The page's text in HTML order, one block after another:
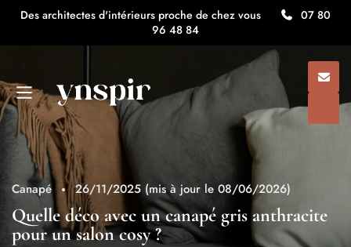
Des architectes d'intérieurs proche de chez vous
07 80
96 48 84
Canapé 26/11/2025 (mis à jour le 08/06/2026)
Quelle déco avec un canapé gris anthracite
pour un salon cosy ?